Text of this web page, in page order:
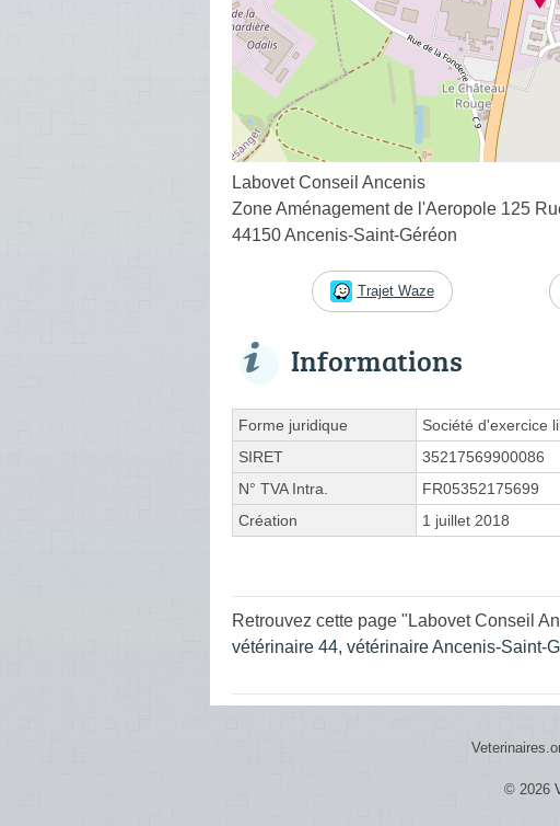
Labovet Conseil Ancenis
Zone Aménagement de l'Aeropole 125
44150 Ancenis-Saint-Géréon
Trajet Waze
Informations
Forme juridique
Société d'exercice
SIRET
35217569900086
N° TVA Intra.
FR05352175699
Création
1 juillet 2018
Retrouvez cette page "Labovet Conseil
vétérinaire 44, vétérinaire Ancenis-Saint-
© 2026